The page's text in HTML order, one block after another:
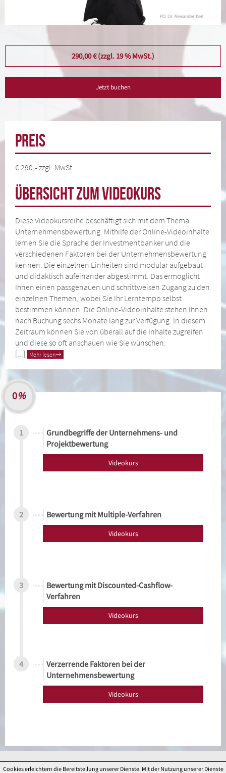
290,00 € (zzgl. 19 % MwSt.)
Jetzt buchen
Preis
€ 290,- zzgl. MwSt.
Übersicht zum Videokurs
Diese Videokursreihe beschäftigt sich mit dem Thema
Unternehmensbewertung. Mithilfe der Online-Videoinhalte
lernen Sie die Sprache der Investmentbanker und die
verschiedenen Faktoren bei der Unternehmensbewertung
kennen. Die einzelnen Einheiten sind modular aufgebaut
und didaktisch aufeinander abgestimmt. Das ermöglicht
Ihnen einen passgenauen und schrittweisen Zugang zu den
einzelnen Themen, wobei Sie Ihr Lerntempo selbst
bestimmen können. Die Online-Videoinhalte stehen Ihnen
nach Buchung sechs Monate lang zur Verfügung. In diesem
Zeitraum können Sie von überall auf die Inhalte zugreifen
und diese so oft anschauen wie Sie wünschen.
[...]
Mehr lesen
0%
1
Grundbegriffe der Unternehmens- und
Projektbewertung
Videokurs
2 Bewertung mit Multiple-Verfahren
Videokurs
3
Bewertung mit Discounted-Cashflow-
Verfahren
Videokurs
4
Verzerrende Faktoren bei der
Unternehmensbewertung
Videokurs
FAQ |AGB |Datenschutz |Impressum | Kontakt
Cookies erleichtern die Bereitstellung unserer Dienste. Mit der Nutzung unserer Dienste